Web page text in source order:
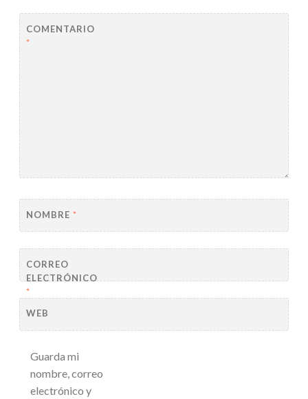
COMENTARIO
*
NOMBRE *
CORREO
ELECTRÓNICO
*
WEB
Guarda mi
nombre, correo
electrónico y